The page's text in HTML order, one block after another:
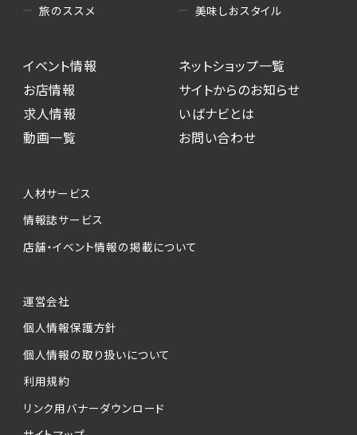
旅のススメ
美味しおスタイル
イベント情報
お店情報
求人情報
動画一覧
ネットショップ一覧
サイトからのお知らせ
いばナビとは
お問い合わせ
人材サービス
情報誌サービス
店舗・イベント情報の掲載について
運営会社
個人情報保護方針
個人情報の取り扱いについて
利用規約
リンク用バナーダウンロード